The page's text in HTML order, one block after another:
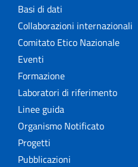
Basi di dati
Collaborazioni internazionali
Comitato Etico Nazionale
Eventi
Formazione
Laboratori di riferimento
Linee guida
Organismo Notificato
Progetti
Pubblicazioni